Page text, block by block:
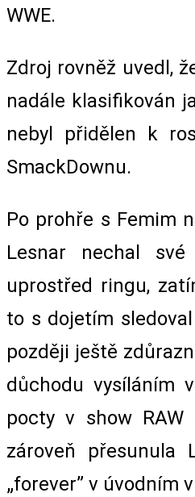
WWE.
Zdroj rovněž uvedl,
nadále klasifikován
nebyl přidělen k
SmackDownu.
Po prohře s Femim
Lesnar nechal
uprostřed ringu,
to s dojetím
později ještě
důchodu vysíláním
pocty v show RAW
zároveň přesunula
„forever” v úvodním